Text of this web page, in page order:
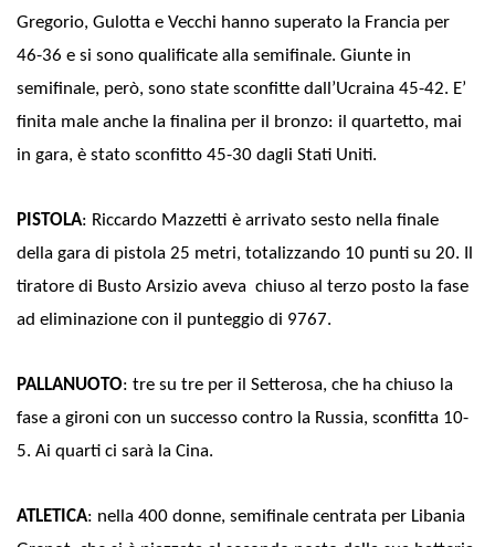
Gregorio, Gulotta e Vecchi hanno superato la Francia per
46-36 e si sono qualificate alla semifinale. Giunte in
semifinale, però, sono state sconfitte dall’Ucraina 45-42. E’
finita male anche la finalina per il bronzo: il quartetto, mai
in gara, è stato sconfitto 45-30 dagli Stati Uniti.
PISTOLA: Riccardo Mazzetti è arrivato sesto nella finale
della gara di pistola 25 metri, totalizzando 10 punti su 20. Il
tiratore di Busto Arsizio aveva chiuso al terzo posto la fase
ad eliminazione con il punteggio di 9767.
PALLANUOTO: tre su tre per il Setterosa, che ha chiuso la
fase a gironi con un successo contro la Russia, sconfitta 10-
5. Ai quarti ci sarà la Cina.
ATLETICA: nella 400 donne, semifinale centrata per Libania